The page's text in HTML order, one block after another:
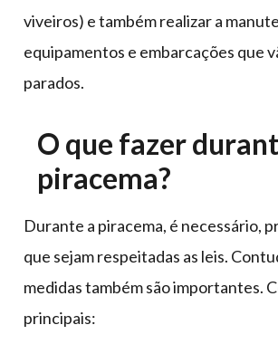
viveiros) e também realizar a
equipamentos e embarcações que
parados.
O que fazer
piracema?
Durante a piracema, é necessário,
que sejam respeitadas as leis.
medidas também são importantes.
principais: